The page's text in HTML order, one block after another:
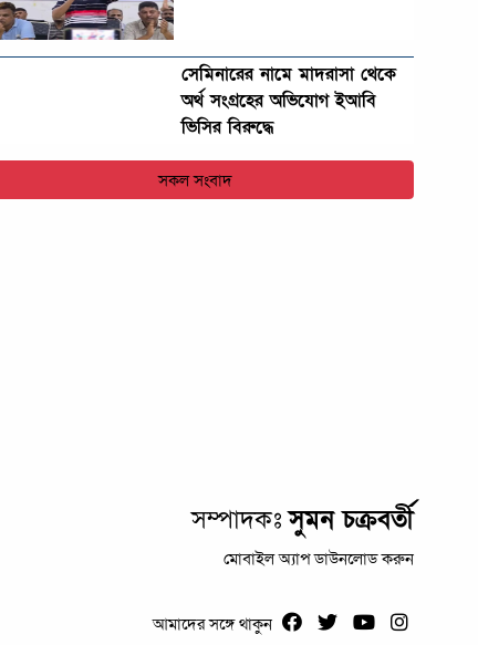
সেমিনারের নামে মাদরাসা থেকে
অর্থ সংগ্রহের অভিযোগ ইআবি
ভিসির বিরুদ্ধে
সকল সংবাদ
সম্পাদকঃসুমন চক্রবর্তী
মোবাইল অ্যাপ ডাউনলোড করুন
আমাদের সঙ্গে থাকুন